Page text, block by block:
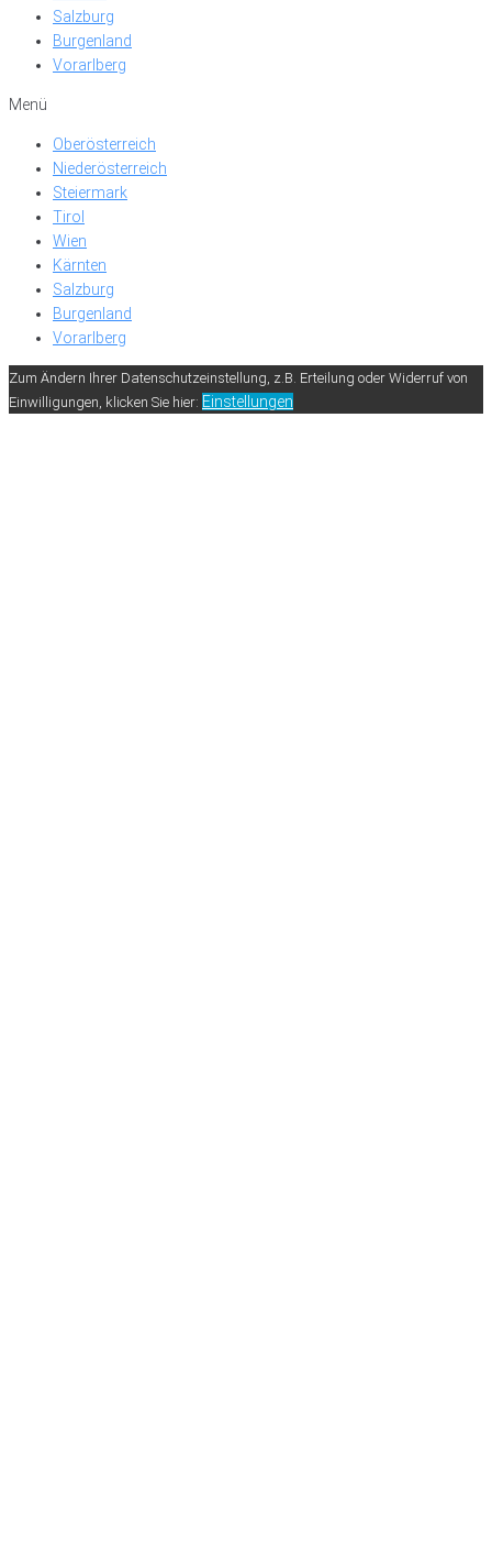
Salzburg
Burgenland
Vorarlberg
Menü
Oberösterreich
Niederösterreich
Steiermark
Tirol
Wien
Kärnten
Salzburg
Burgenland
Vorarlberg
Zum Ändern Ihrer Datenschutzeinstellung, z.B. Erteilung oder Widerruf von
Einwilligungen, klicken Sie hier: Einstellungen